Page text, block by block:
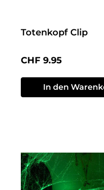
Totenkopf Clip
Regulärer Preis:
CHF 9.95
In den